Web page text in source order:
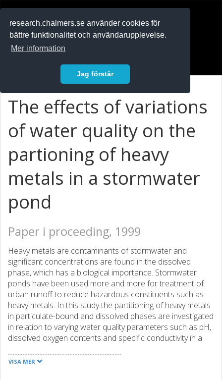
research.chalmers.se använder cookies för
bättre funktionalitet och användarupplevelse.
Mer information
Jag förstår
The effects of variations
of water quality on the
partioning of heavy
metals in a stormwater
pond
Paper i proceeding, 1999
Heavy metals are contaminants of stormwater and
significant concentrations are found in the dissolved
phase, which has a biological importance. Stormwater
ponds have been used more and more for treatment of
urban runoff to reduce hazardous constituents such as
heavy metals. In this study the partitioning of heavy metals
in particulate-bound and dissolved phases are investigated
in relation to varying water quality parameters such as pH,
dissolved oxygen contents and specific conductivity in a
a clear variation in heavy metal partitioning and that lead
VISA MER